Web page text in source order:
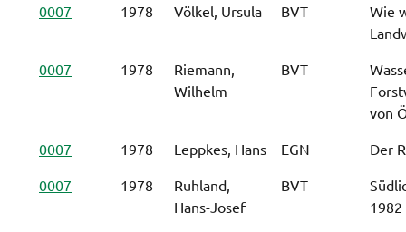
0007
1978 Völkel, Ursula BVT
Wie
0007
1978
Riemann,
Wilhelm
BVT
von
0007
1978 Leppkes, Hans EGN
Der
0007
1978
Ruhland,
Hans-Josef
BVT